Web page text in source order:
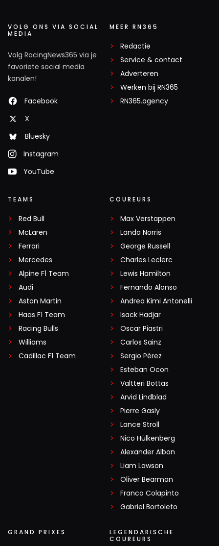
VOLG ONS VIA SOCIAL
MEDIA
Volg RacingNews365 via je
favoriete social media
kanalen!
Facebook
X
Bluesky
Instagram
YouTube
MEER RN365
Redactie
Service & contact
Adverteren
Werken bij RN365
RN365.agency
TEAMS
Red Bull
McLaren
Ferrari
Mercedes
Alpine F1 Team
Audi
Aston Martin
Haas F1 Team
Racing Bulls
Williams
Cadillac F1 Team
COUREURS
Max Verstappen
Lando Norris
George Russell
Charles Leclerc
Lewis Hamilton
Fernando Alonso
Andrea Kimi Antonelli
Isack Hadjar
Oscar Piastri
Carlos Sainz
Sergio Pérez
Esteban Ocon
Valtteri Bottas
Arvid Lindblad
Pierre Gasly
Lance Stroll
Nico Hülkenberg
Alexander Albon
Liam Lawson
Oliver Bearman
Franco Colapinto
Gabriel Bortoleto
GRAND PRIXES
LEGENDARISCHE
COUREURS